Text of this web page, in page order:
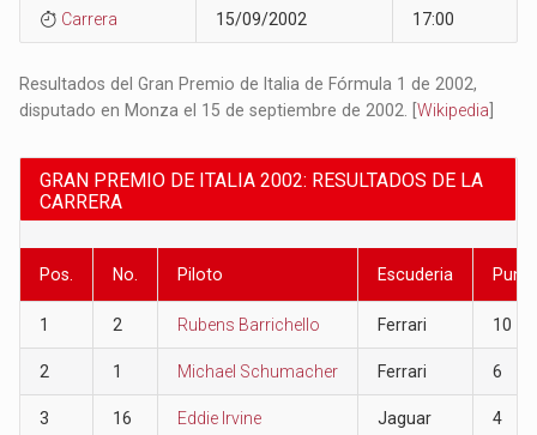
Carrera 15/09/2002 17:00
Resultados del Gran Premio de Italia de Fórmula 1 de 2002,
disputado en Monza el 15 de septiembre de 2002. [Wikipedia
GRAN PREMIO DE ITALIA 2002: RESULTADOS DE LA
CARRERA
Pos. No. Piloto Escuderia
1 2 Rubens Barrichello Ferrari 10
2 1 Michael Schumacher Ferrari 6
3 16 Eddie Irvine Jaguar 4